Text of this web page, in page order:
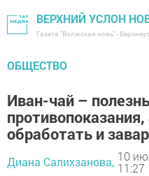
ВЕРХНИЙ УСЛОН
Газета "Волжская новь" -
ОБЩЕСТВО
Иван-чай –
обработать и
Диана Салихзанова, 10
11:27